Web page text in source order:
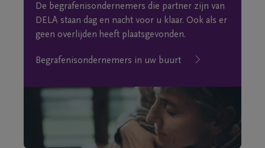
De begrafenisondernemers die partner zijn van
DELA staan dag en nacht voor u klaar. Ook als er
geen overlijden heeft plaatsgevonden.
Begrafenisondernemers in uw buurt